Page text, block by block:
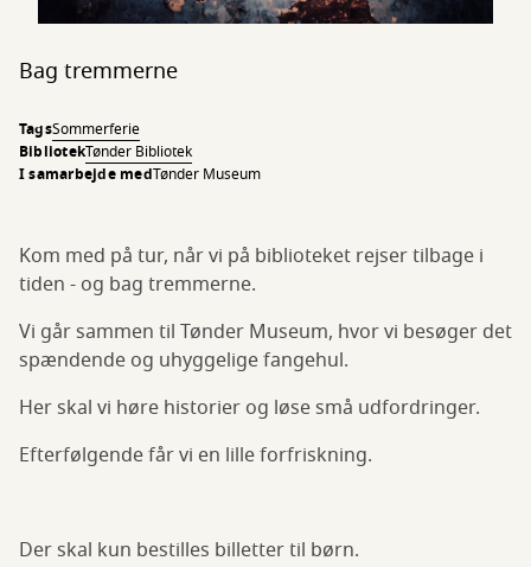
Bag tremmerne
TagsSommerferie
BibliotekTønder Bibliotek
I samarbejde medTønder Museum
Kom med på tur, når vi på biblioteket rejser tilbage i
tiden - og bag tremmerne.
Vi går sammen til Tønder Museum, hvor vi besøger det
spændende og uhyggelige fangehul.
Her skal vi høre historier og løse små udfordringer.
Efterfølgende får vi en lille forfriskning.
Der skal kun bestilles billetter til børn.